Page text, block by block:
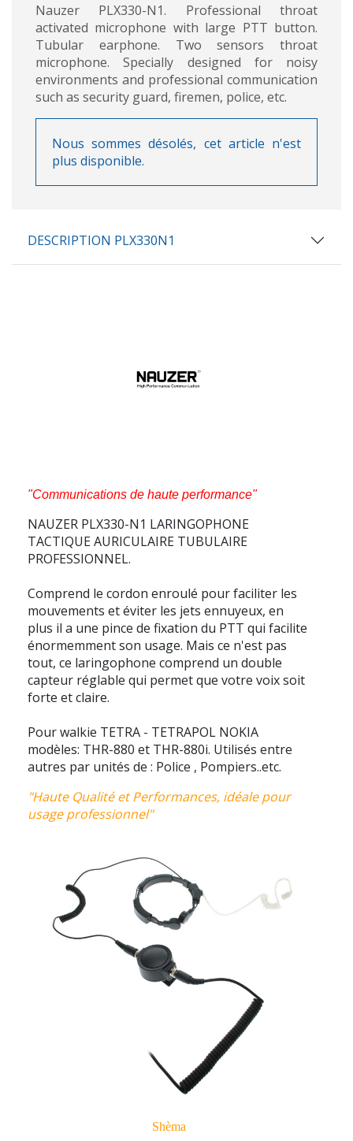
Nauzer PLX330-N1. Professional throat
activated microphone with large PTT button.
Tubular earphone. Two sensors throat
microphone. Specially designed for noisy
environments and professional communication
such as security guard, firemen, police, etc.
Nous sommes désolés, cet article n'est
plus disponible.
DESCRIPTION PLX330N1
"Communications de haute performance"
NAUZER PLX330-N1 LARINGOPHONE
TACTIQUE AURICULAIRE TUBULAIRE
PROFESSIONNEL.
Comprend le cordon enroulé pour faciliter les
mouvements et éviter les jets ennuyeux, en
plus il a une pince de fixation du PTT qui facilite
énormemment son usage. Mais ce n'est pas
tout, ce laringophone comprend un double
capteur réglable qui permet que votre voix soit
forte et claire.
Pour walkie TETRA - TETRAPOL NOKIA
modèles: THR-880 et THR-880i. Utilisés entre
autres par unités de : Police , Pompiers..etc.
"Haute Qualité et Performances, idéale pour
usage professionnel"
Shèma